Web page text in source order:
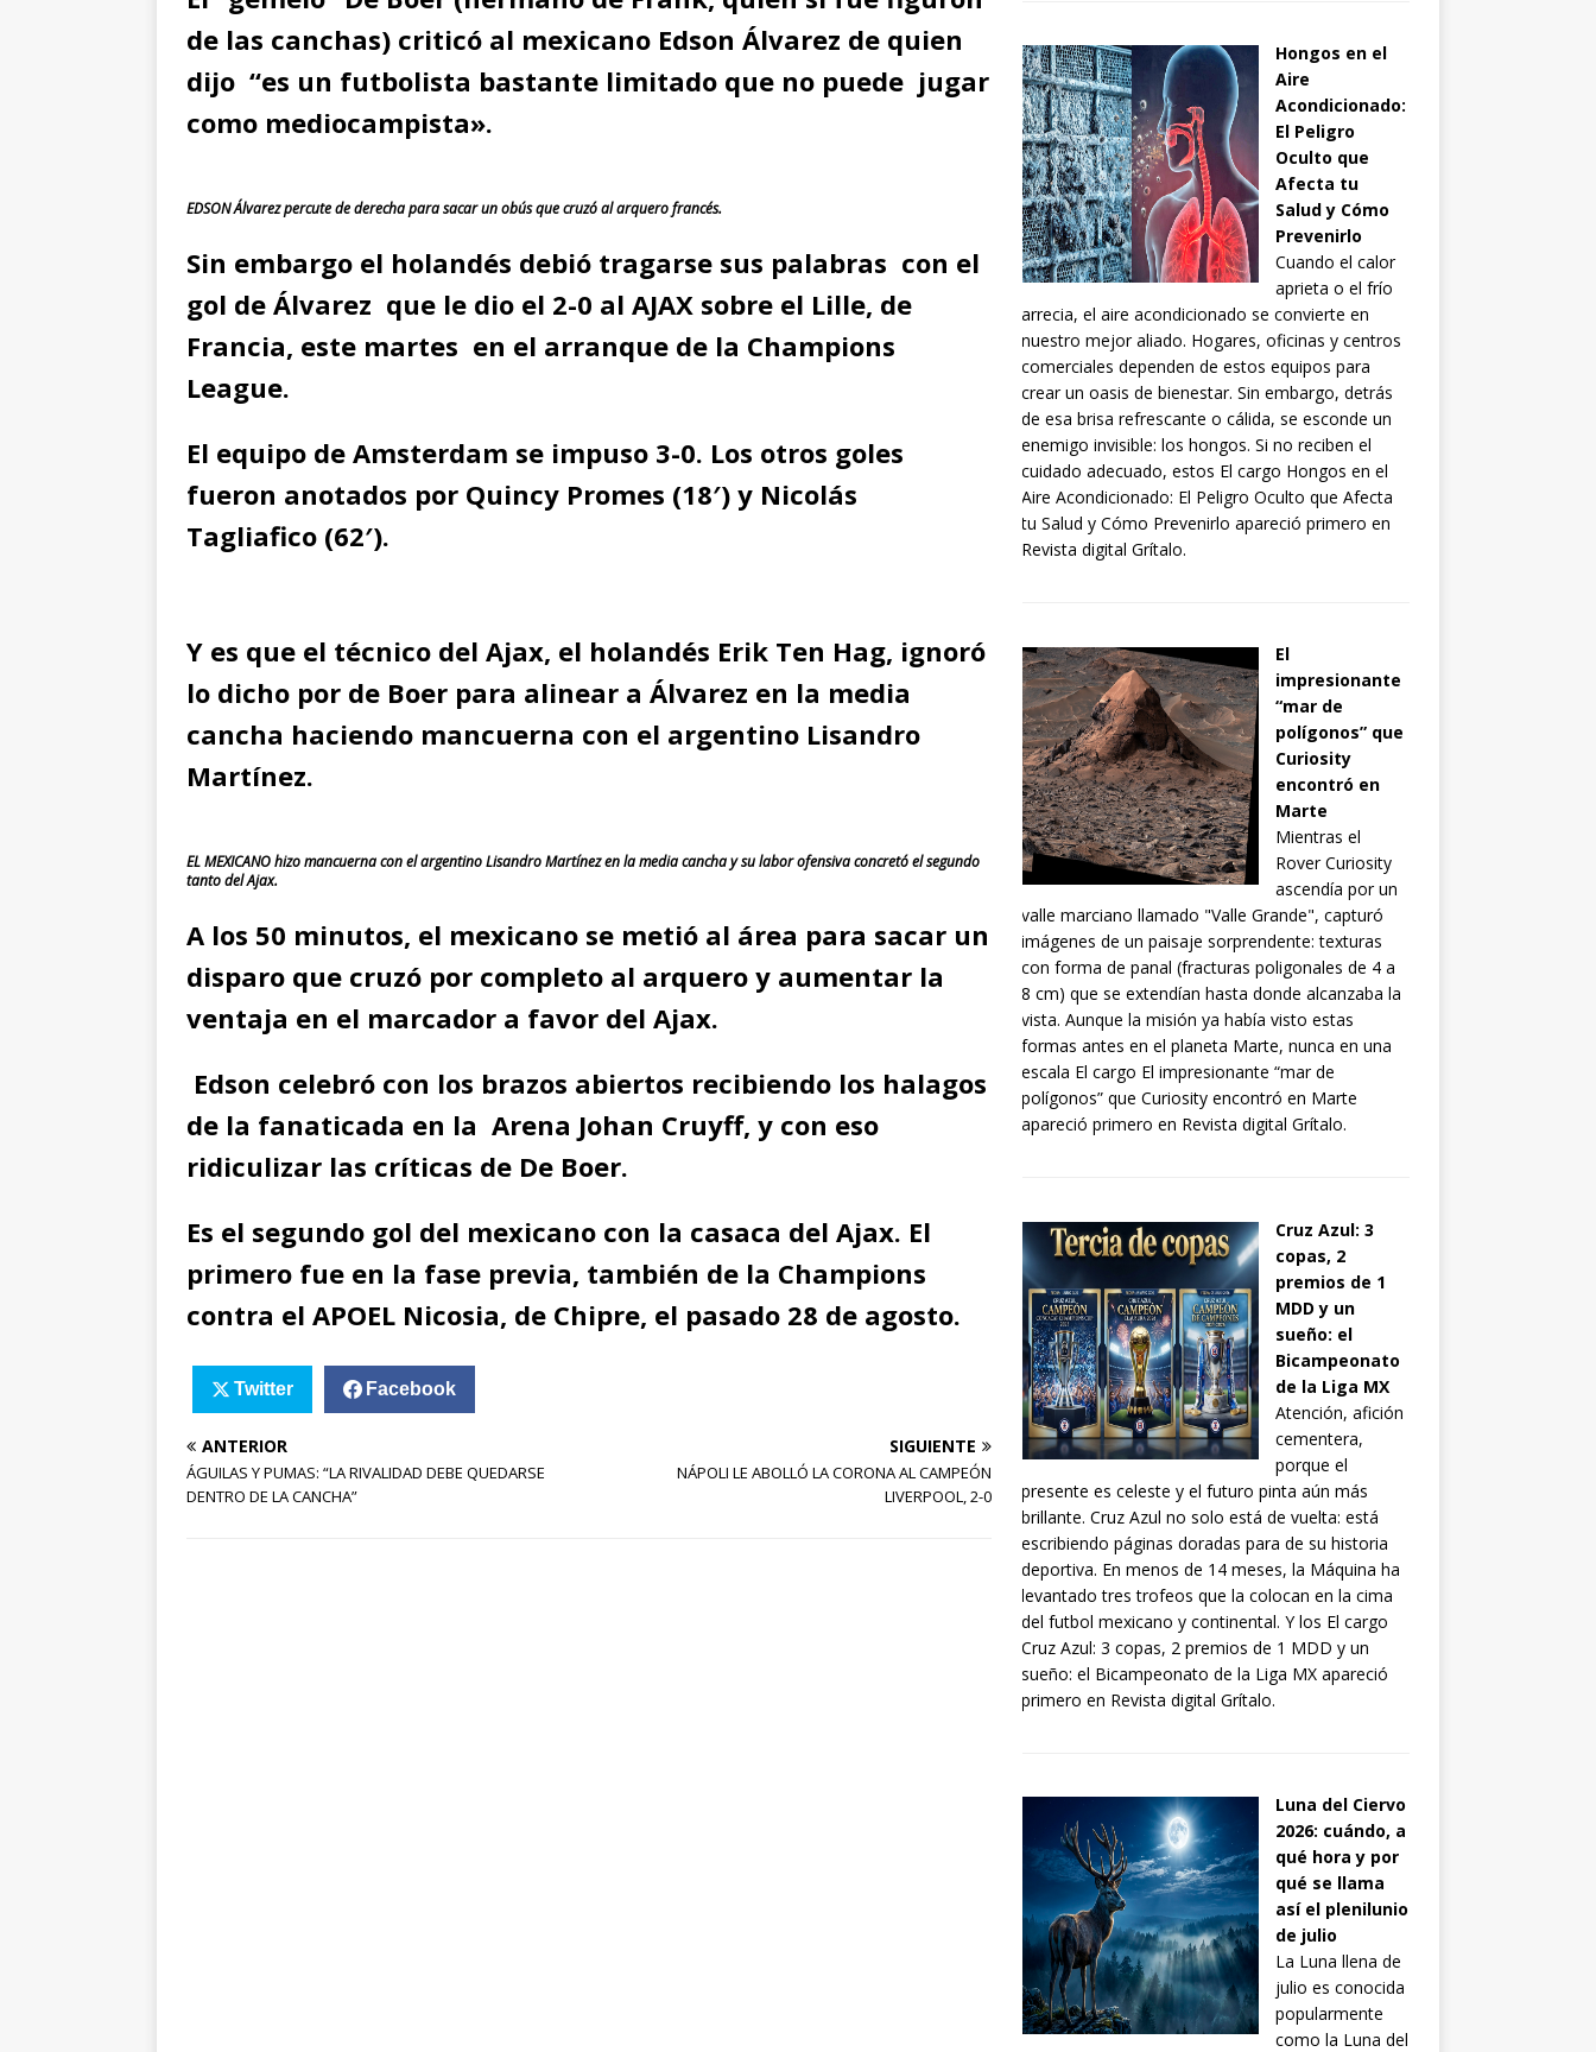
de las canchas) criticó al mexicano Edson Álvarez de quien
dijo “es un futbolista bastante limitado que no puede jugar
como mediocampista».
EDSON Álvarez percute de derecha para sacar un obús que cruzó al arquero francés.
Sin embargo el holandés debió tragarse sus palabras con el
gol de Álvarez que le dio el 2-0 al AJAX sobre el Lille, de
Francia, este martes en el arranque de la Champions
League.
El equipo de Amsterdam se impuso 3-0. Los otros goles
fueron anotados por Quincy Promes (18′) y Nicolás
Tagliafico (62′).
Y es que el técnico del Ajax, el holandés Erik Ten Hag, ignoró
lo dicho por de Boer para alinear a Álvarez en la media
cancha haciendo mancuerna con el argentino Lisandro
Martínez.
EL MEXICANO hizo mancuerna con el argentino Lisandro Martínez en la media cancha y su labor ofensiva concretó el segundo
tanto del Ajax.
A los 50 minutos, el mexicano se metió al área para sacar un
disparo que cruzó por completo al arquero y aumentar la
ventaja en el marcador a favor del Ajax.
Edson celebró con los brazos abiertos recibiendo los halagos
de la fanaticada en la Arena Johan Cruyff, y con eso
ridiculizar las críticas de De Boer.
Es el segundo gol del mexicano con la casaca del Ajax. El
primero fue en la fase previa, también de la Champions
contra el APOEL Nicosia, de Chipre, el pasado 28 de agosto.
Twitter Facebook
ANTERIOR
ÁGUILAS Y PUMAS: “LA RIVALIDAD DEBE QUEDARSE
DENTRO DE LA CANCHA”
SIGUIENTE
NÁPOLI LE ABOLLÓ LA CORONA AL CAMPEÓN
LIVERPOOL, 2-0
Hongos en el
Aire
Acondicionado:
El Peligro
Oculto que
Afecta tu
Salud y Cómo
Prevenirlo
Cuando el calor
aprieta o el frío
arrecia, el aire acondicionado se convierte en
nuestro mejor aliado. Hogares, oficinas y centros
comerciales dependen de estos equipos para
crear un oasis de bienestar. Sin embargo, detrás
de esa brisa refrescante o cálida, se esconde un
enemigo invisible: los hongos. Si no reciben el
cuidado adecuado, estos El cargo Hongos en el
Aire Acondicionado: El Peligro Oculto que Afecta
tu Salud y Cómo Prevenirlo apareció primero en
Revista digital Grítalo.
El
impresionante
“mar de
polígonos” que
Curiosity
encontró en
Marte
Mientras el
Rover Curiosity
ascendía por un
valle marciano llamado "Valle Grande", capturó
imágenes de un paisaje sorprendente: texturas
con forma de panal (fracturas poligonales de 4 a
8 cm) que se extendían hasta donde alcanzaba la
vista. Aunque la misión ya había visto estas
formas antes en el planeta Marte, nunca en una
escala El cargo El impresionante “mar de
polígonos” que Curiosity encontró en Marte
apareció primero en Revista digital Grítalo.
Cruz Azul: 3
copas, 2
premios de 1
MDD y un
sueño: el
Bicampeonato
de la Liga MX
Atención, afición
cementera,
porque el
presente es celeste y el futuro pinta aún más
brillante. Cruz Azul no solo está de vuelta: está
escribiendo páginas doradas para de su historia
deportiva. En menos de 14 meses, la Máquina ha
levantado tres trofeos que la colocan en la cima
del futbol mexicano y continental. Y los El cargo
Cruz Azul: 3 copas, 2 premios de 1 MDD y un
sueño: el Bicampeonato de la Liga MX apareció
primero en Revista digital Grítalo.
Luna del Ciervo
2026: cuándo, a
qué hora y por
qué se llama
así el plenilunio
de julio
La Luna llena de
julio es conocida
popularmente
como la Luna del